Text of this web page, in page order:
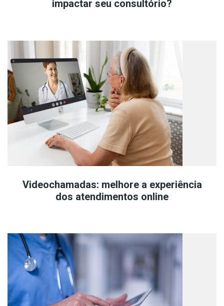
impactar seu consultório?
Videochamadas: melhore a experiência
dos atendimentos online